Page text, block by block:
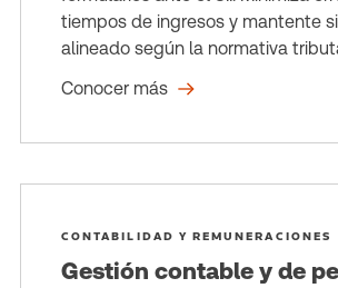
tiempos de ingresos y mantente
alineado según la normativa
Conocer más
CONTABILIDAD Y REMUNERACIONES
Gestión contable y de